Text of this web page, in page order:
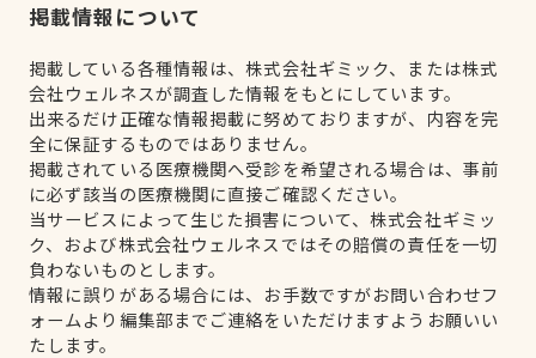
掲載情報について
掲載している各種情報は、株式会社ギミック、または株式
会社ウェルネスが調査した情報をもとにしています。
出来るだけ正確な情報掲載に努めておりますが、内容を完
全に保証するものではありません。
掲載されている医療機関へ受診を希望される場合は、事前
に必ず該当の医療機関に直接ご確認ください。
当サービスによって生じた損害について、株式会社ギミッ
ク、および株式会社ウェルネスではその賠償の責任を一切
負わないものとします。
情報に誤りがある場合には、お手数ですがお問い合わせフ
ォームより編集部までご連絡をいただけますようお願いい
たします。